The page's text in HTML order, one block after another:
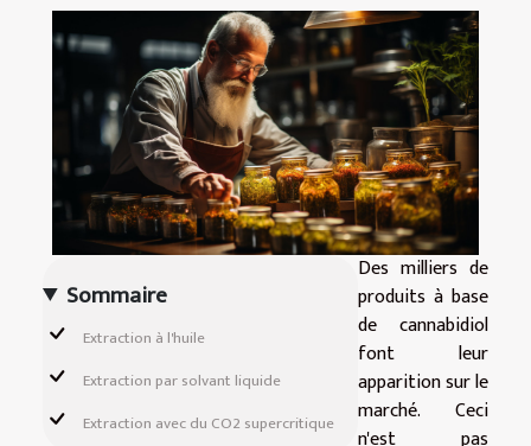
Sommaire
Extraction à l'huile
Extraction par solvant liquide
Extraction avec du CO2 supercritique
Des milliers de
produits à base
de cannabidiol
font leur
apparition sur le
marché. Ceci
n'est pas